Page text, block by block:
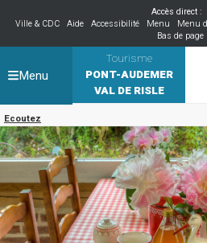
Accès direct :
Ville & CDC Aide Accessibilité Menu Menu
Bas de page
Tourisme
PONT-AUDEMER
VAL DE RISLE
Ecoutez
Menu